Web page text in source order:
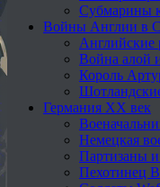
Субмарины
Войны Англии в
Война алой
Король
Германия XX век
Немецкая
Партизаны и
Пехотинец